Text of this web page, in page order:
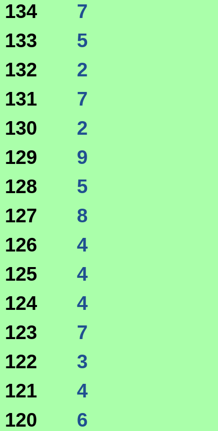
134
7
133
5
132
2
131
7
130
2
129
9
128
5
127
8
126
4
125
4
124
4
123
7
122
3
121
4
120
6